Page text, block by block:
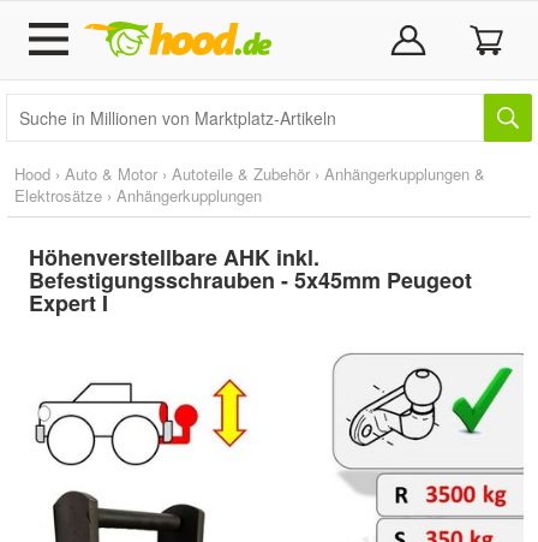
Hood › Auto & Motor › Autoteile & Zubehör › Anhängerkupplungen &
Elektrosätze › Anhängerkupplungen
Höhenverstellbare AHK inkl.
Befestigungsschrauben - 5x45mm Peugeot
Expert I